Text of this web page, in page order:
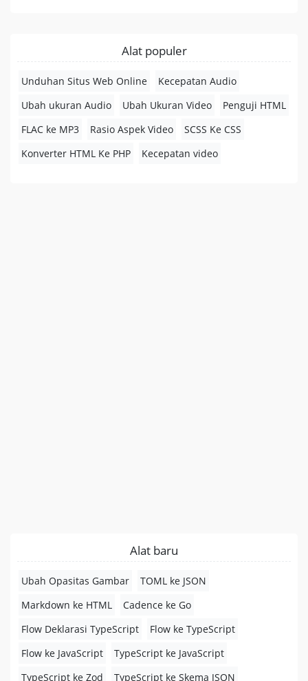
Alat populer
Unduhan Situs Web Online
Kecepatan Audio
Ubah ukuran Audio
Ubah Ukuran Video
Penguji HTML
FLAC ke MP3
Rasio Aspek Video
SCSS Ke CSS
Konverter HTML Ke PHP
Kecepatan video
Alat baru
Ubah Opasitas Gambar
TOML ke JSON
Markdown ke HTML
Cadence ke Go
Flow Deklarasi TypeScript
Flow ke TypeScript
Flow ke JavaScript
TypeScript ke JavaScript
TypeScript ke Zod
TypeScript ke Skema JSON